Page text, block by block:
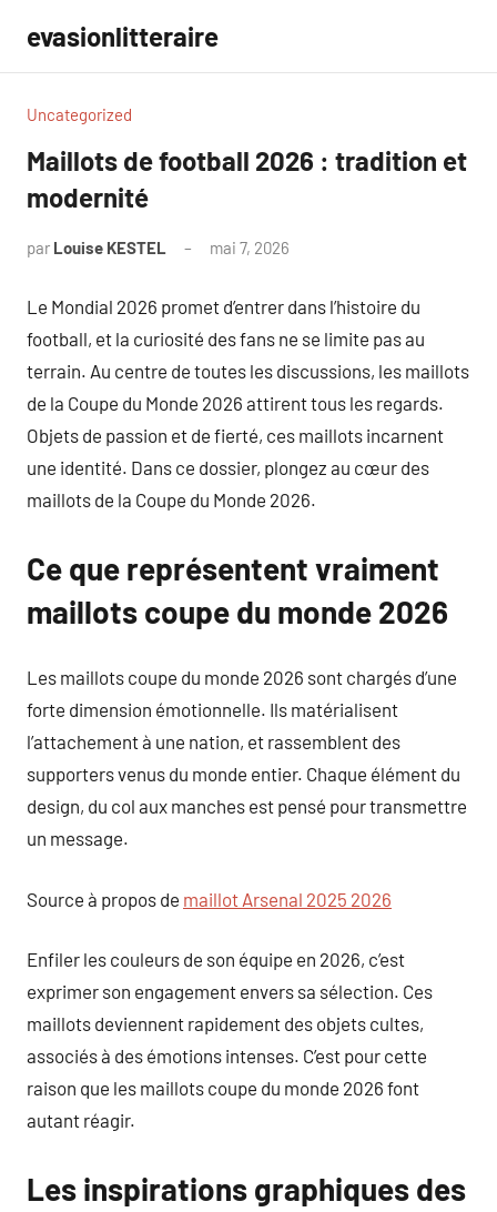
contenu
evasionlitteraire
Uncategorized
Maillots de football 2026 : tradition et
modernité
par Louise KESTEL mai 7, 2026
Le Mondial 2026 promet d’entrer dans l’histoire du
football, et la curiosité des fans ne se limite pas au
terrain. Au centre de toutes les discussions, les maillots
de la Coupe du Monde 2026 attirent tous les regards.
Objets de passion et de fierté, ces maillots incarnent
une identité. Dans ce dossier, plongez au cœur des
maillots de la Coupe du Monde 2026.
Ce que représentent vraiment
maillots coupe du monde 2026
Les maillots coupe du monde 2026 sont chargés d’une
forte dimension émotionnelle. Ils matérialisent
l’attachement à une nation, et rassemblent des
supporters venus du monde entier. Chaque élément du
design, du col aux manches est pensé pour transmettre
un message.
Source à propos de maillot Arsenal 2025 2026
Enfiler les couleurs de son équipe en 2026, c’est
exprimer son engagement envers sa sélection. Ces
maillots deviennent rapidement des objets cultes,
associés à des émotions intenses. C’est pour cette
raison que les maillots coupe du monde 2026 font
autant réagir.
Les inspirations graphiques des